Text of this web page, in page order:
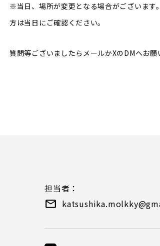
※当日、場所が変更となる場合がございま
方は当日にご確認ください。
質問等ございましたらメールかXのDMへお願
担当者：